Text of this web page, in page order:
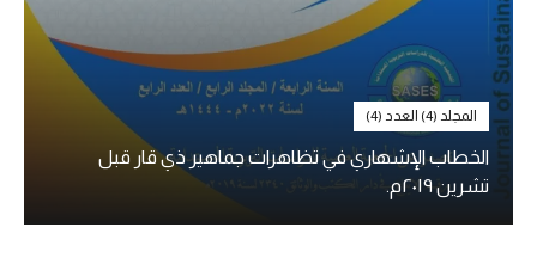
المجلد (4) العدد (4)
الخطاب الإشهاري في تظاهرات جماهير ذي قار قبل
تشرين ٢٠١٩م.